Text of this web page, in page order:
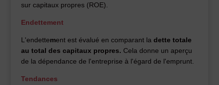
sur capitaux propres (ROE).
Endettement
L'endettement est évalué en comparant la dette totale
au total des capitaux propres. Cela donne un aperçu
de la dépendance de l'entreprise à l'égard de l'emprunt.
Tendances